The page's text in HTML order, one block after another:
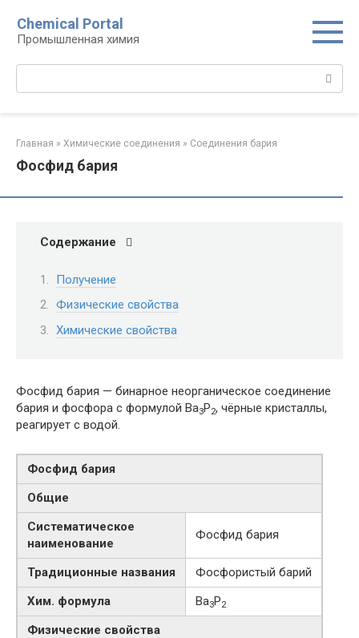
контенту
Chemical Portal
Промышленная химия
Главная » Химические соединения » Соединения бария
Фосфид бария
Содержание
Получение
Физические свойства
Химические свойства
Фосфид бария — бинарное неорганическое соединение
бария и фосфора с формулой Ba3P2, чёрные кристаллы,
реагирует с водой.
Фосфид бария
Общие
Систематическое
наименование
Фосфид бария
Традиционные названия
Фосфористый барий
Хим. формула
Ba3P2
Физические свойства